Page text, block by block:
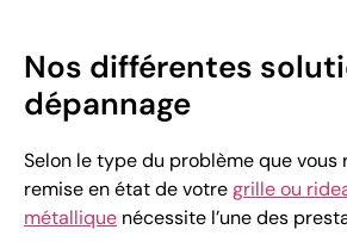
Nos différentes
dépannage
Selon le type du problème que vous
remise en état de votregrille ou
métallique nécessite l’une des